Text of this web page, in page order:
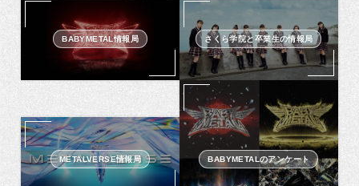
BABYMETAL情報局 さくら学院と卒業生の情報局
METALVERSE情報局 BABYMETALのアンケート